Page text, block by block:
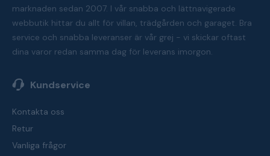
marknaden sedan 2007. I vår snabba och lättnavigerade
webbutik hittar du allt för villan, trädgården och garaget. Bra
service och snabba leveranser är vår grej - vi skickar oftast
dina varor redan samma dag för leverans imorgon.
Kundservice
Kontakta oss
Retur
Vanliga frågor